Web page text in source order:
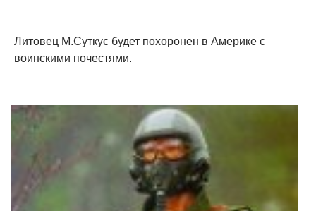
Литовец М.Суткус будет похоронен в Америке с
воинскими почестями.